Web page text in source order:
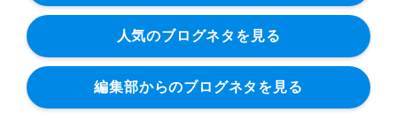
人気のブログネタを見る
編集部からのブログネタを見る